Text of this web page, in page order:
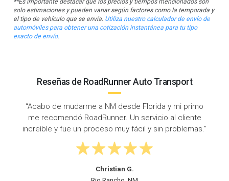
solo estimaciones y pueden variar según factores como la temporada y
el tipo de vehículo que se envía. Utiliza nuestro calculador de envío de
automóviles para obtener una cotización instantánea para tu tipo
exacto de envío.
Reseñas de RoadRunner Auto Transport
“Envié mi Tacoma desde Jacksonville hasta
Albuquerque, NM con RoadRunner. Me
bien informado todo el tiempo y fueron muy
profesionales.”